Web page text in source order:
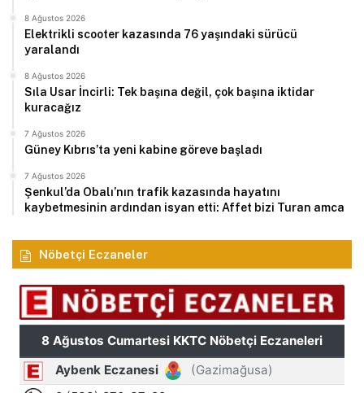
8 Ağustos 2026
Elektrikli scooter kazasında 76 yaşındaki sürücü
yaralandı
8 Ağustos 2026
Sıla Usar İncirli: Tek başına değil, çok başına iktidar
kuracağız
7 Ağustos 2026
Güney Kıbrıs’ta yeni kabine göreve başladı
7 Ağustos 2026
Şenkul’da Obalı’nın trafik kazasında hayatını
kaybetmesinin ardından isyan etti: Affet bizi Turan amca
Nöbetçi Eczaneler